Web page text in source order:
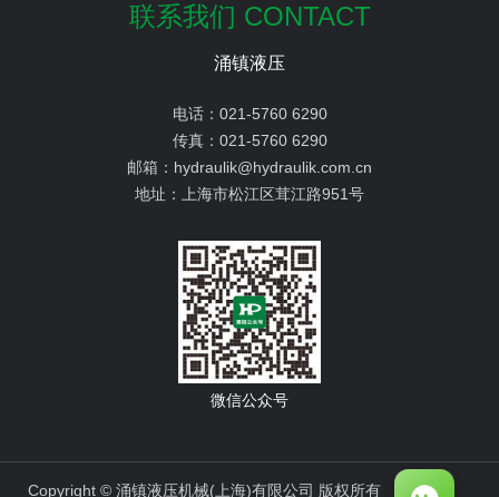
联系我们 CONTACT
涌镇液压
电话： 021-5760 6290
传真： 021-5760 6290
邮箱： hydraulik@hydraulik.com.cn
地址： 上海市松江区茸江路951号
微信公众号
Copyright © 涌镇液压机械(上海)有限公司 版权所有